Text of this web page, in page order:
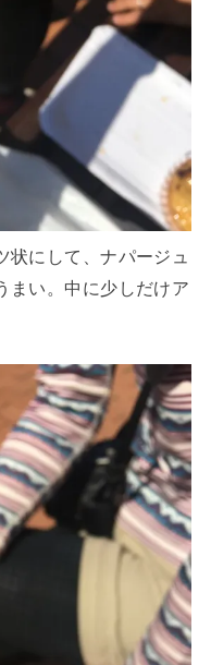
状にして、ナパージュ
まい。中に少しだけア